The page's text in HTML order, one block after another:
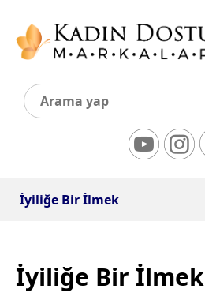
İyiliğe Bir İlmek
İyiliğe Bir İlmek